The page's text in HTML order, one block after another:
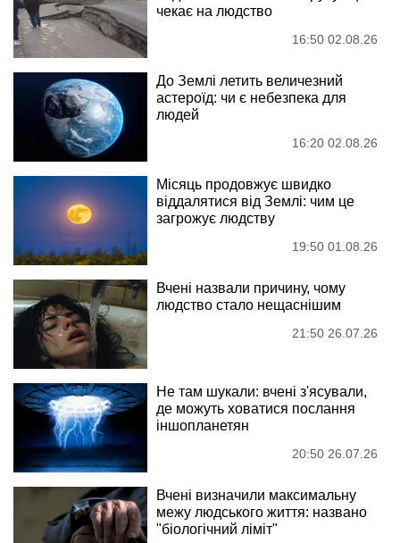
чекає на людство
16:50 02.08.26
До Землі летить величезний
астероїд: чи є небезпека для
людей
16:20 02.08.26
Місяць продовжує швидко
віддалятися від Землі: чим це
загрожує людству
19:50 01.08.26
Вчені назвали причину, чому
людство стало нещаснішим
21:50 26.07.26
Не там шукали: вчені з'ясували,
де можуть ховатися послання
іншопланетян
20:50 26.07.26
Вчені визначили максимальну
межу людського життя: названо
"біологічний ліміт"